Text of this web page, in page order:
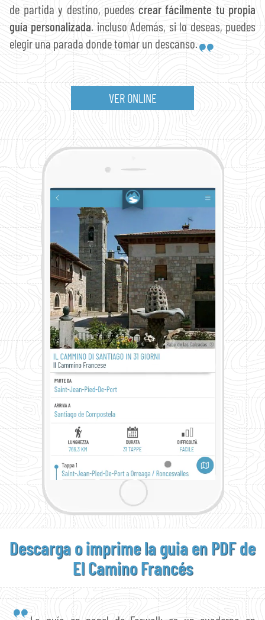
de partida y destino, puedes crear fácilmente tu propia
guía personalizada. incluso Además, si lo deseas, puedes
elegir una parada donde tomar un descanso.
VER ONLINE
Descarga o imprimela guia en PDF de
El Camino Francés